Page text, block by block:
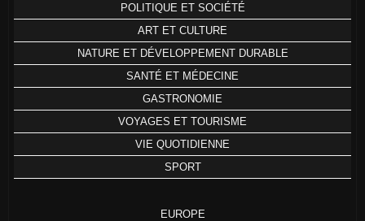
POLITIQUE ET SOCIÉTÉ
ART ET CULTURE
NATURE ET DÉVELOPPEMENT DURABLE
SANTÉ ET MÉDECINE
GASTRONOMIE
VOYAGES ET TOURISME
VIE QUOTIDIENNE
SPORT
EUROPE